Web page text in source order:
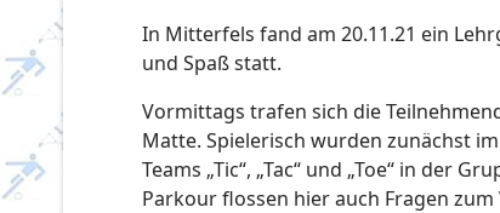
In Mitterfels fand am 20.11.21 ein
und Spaß statt.
Vormittags trafen sich die
Matte. Spielerisch wurden zunächst
Teams „Tic“, „Tac“ und „Toe“ in der
Parkour flossen hier auch Fragen